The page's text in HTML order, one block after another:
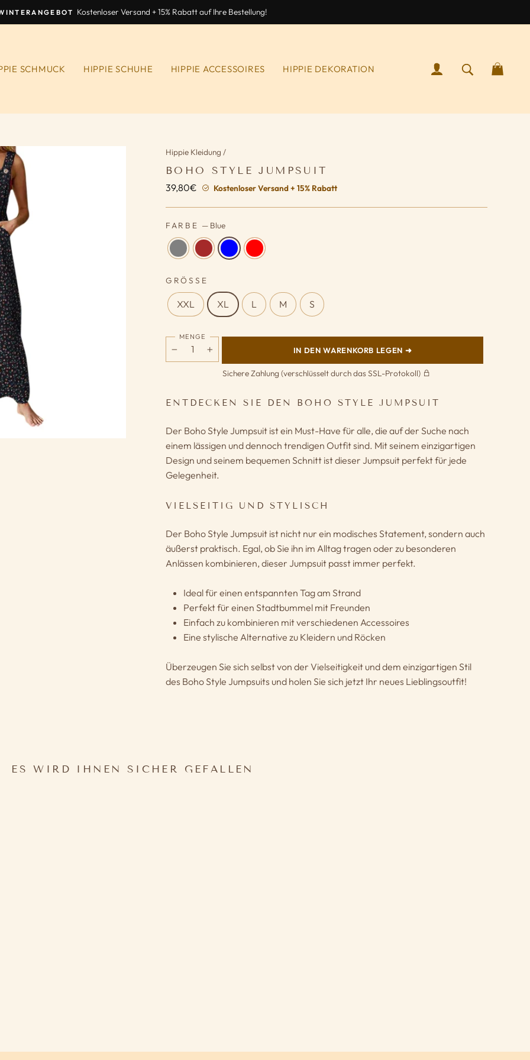
Kostenloser Versand + 15% Rabatt auf Ihre Bestellung!
SCHMUCK HIPPIE SCHUHE HIPPIE ACCESSOIRES HIPPIE DEKORATION ANMELDENSUCHEN
Hippie Kleidung /
BOHO STYLE JUMPSUIT
39,80€ Normaler
Kostenloser Versand + 15% Rabatt
FARBE — Blue
GRÖSSE
XXL XL L M S
MENGE
IN DEN WARENKORB LEGEN ➜
Sichere Zahlung (verschlüsselt durch das SSL-Protokoll)
ENTDECKEN SIE DEN BOHO STYLE JUMPSUIT
Der Boho Style Jumpsuit ist ein Must-Have für alle, die auf der Suche nach
einem lässigen und dennoch trendigen Outfit sind. Mit seinem einzigartigen
Design und seinem bequemen Schnitt ist dieser Jumpsuit perfekt für jede
Gelegenheit.
VIELSEITIG UND STYLISCH
Der Boho Style Jumpsuit ist nicht nur ein modisches Statement, sondern auch
äußerst praktisch. Egal, ob Sie ihn im Alltag tragen oder zu besonderen
Anlässen kombinieren, dieser Jumpsuit passt immer perfekt.
Ideal für einen entspannten Tag am Strand
Perfekt für einen Stadtbummel mit Freunden
Einfach zu kombinieren mit verschiedenen Accessoires
Eine stylische Alternative zu Kleidern und Röcken
Überzeugen Sie sich selbst von der Vielseitigkeit und dem einzigartigen Stil
des Boho Style Jumpsuits und holen Sie sich jetzt Ihr neues Lieblingsoutfit!
ES WIRD IHNEN SICHER GEFALLEN